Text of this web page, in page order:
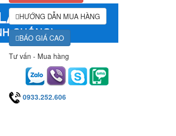
HƯỚNG DẪN MUA HÀNG
BÁO GIÁ CAO
Tư vấn - Mua hàng
0933.252.606